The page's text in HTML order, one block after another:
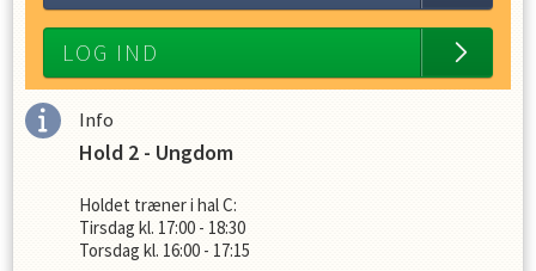
LOG IND
Info
Hold 2 - Ungdom
Holdet træner i hal C:
Tirsdag kl. 17:00 - 18:30
Torsdag kl. 16:00 - 17:15